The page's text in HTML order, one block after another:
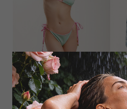
Лиф мягкий треугольник
14 000₽ 9 000₽